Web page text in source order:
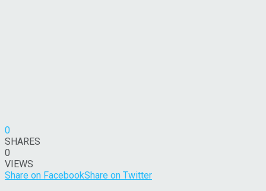
0
SHARES
0
VIEWS
Share on FacebookShare on Twitter